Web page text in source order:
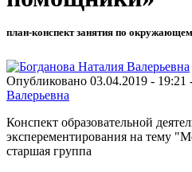
план-конспект занятия по
Опубликовано 03.04.2019 - 19:21
Валерьевна
Конспект образовательной
эксперементирования на тему
старшая группа